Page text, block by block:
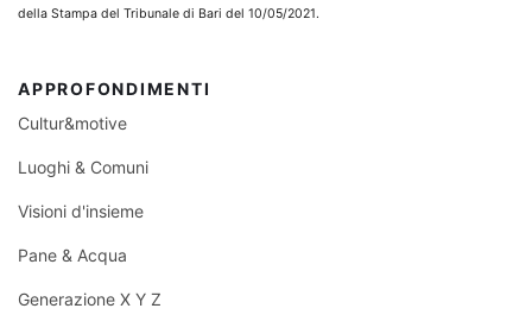
della Stampa del Tribunale di Bari del 10/05/2021.
APPROFONDIMENTI
Cultur&motive
Luoghi & Comuni
Visioni d'insieme
Pane & Acqua
Generazione X Y Z